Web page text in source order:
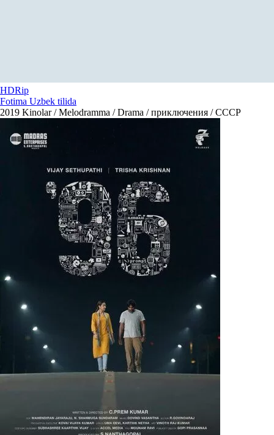
HDRip
Fotima Uzbek tilida
2019 Kinolar / Melodramma / Drama / приключения / СССР